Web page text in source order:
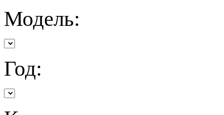
Модель:
Год: